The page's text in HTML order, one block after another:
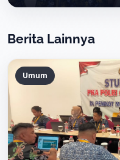
Berita Lainnya
Umum